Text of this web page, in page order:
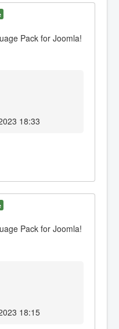
Pack for Joomla!
18:33
Pack for Joomla!
18:15